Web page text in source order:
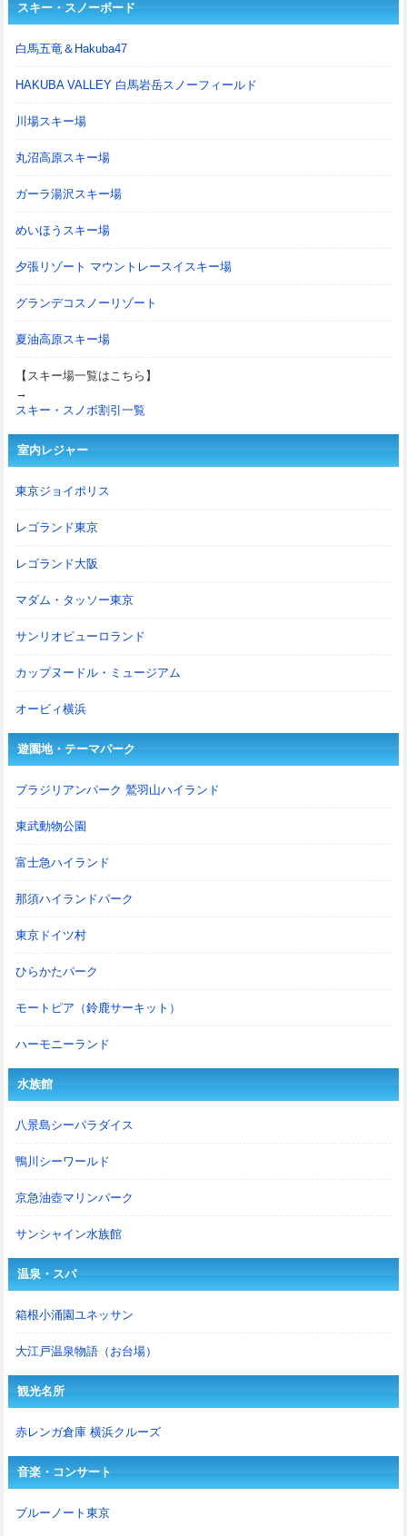
スキー・スノーボード
白馬五竜＆Hakuba47
HAKUBA VALLEY 白馬岩岳スノーフィールド
川場スキー場
丸沼高原スキー場
ガーラ湯沢スキー場
めいほうスキー場
夕張リゾート マウントレースイスキー場
グランデコスノーリゾート
夏油高原スキー場
【スキー場一覧はこちら】
→
スキー・スノボ割引一覧
室内レジャー
東京ジョイポリス
レゴランド東京
レゴランド大阪
マダム・タッソー東京
サンリオピューロランド
カップヌードル・ミュージアム
オービィ横浜
遊園地・テーマパーク
ブラジリアンパーク 鷲羽山ハイランド
東武動物公園
富士急ハイランド
那須ハイランドパーク
東京ドイツ村
ひらかたパーク
モートピア（鈴鹿サーキット）
ハーモニーランド
水族館
八景島シーパラダイス
鴨川シーワールド
京急油壺マリンパーク
サンシャイン水族館
温泉・スパ
箱根小涌園ユネッサン
大江戸温泉物語（お台場）
観光名所
赤レンガ倉庫 横浜クルーズ
音楽・コンサート
ブルーノート東京